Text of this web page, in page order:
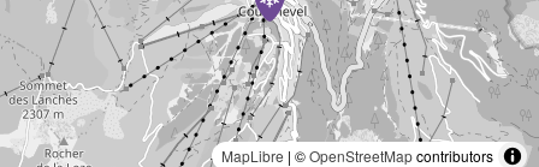
MapLibre | ©OpenStreetMapcontributors